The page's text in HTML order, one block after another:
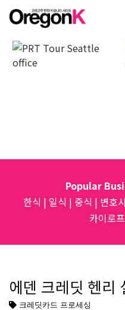
Popular
한식 | 일식 | 중식 | 변호
카이로
에덴 크레딧 헨리
크레딧카드 프로세싱